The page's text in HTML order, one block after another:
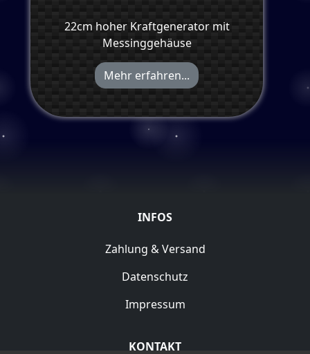
22cm hoher Kraftgenerator mit
Messinggehäuse
Mehr erfahren...
INFOS
Zahlung & Versand
Datenschutz
Impressum
KONTAKT